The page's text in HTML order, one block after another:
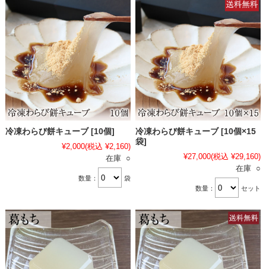
冷凍わらび餅キューブ [10個]
¥2,000(税込 ¥2,160)
在庫 ○
数量： 袋
冷凍わらび餅キューブ [10個×15
袋]
¥27,000(税込 ¥29,160)
在庫 ○
数量： セット